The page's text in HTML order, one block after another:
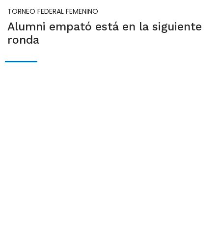
TORNEO FEDERAL FEMENINO
Alumni empató está en la siguiente
ronda